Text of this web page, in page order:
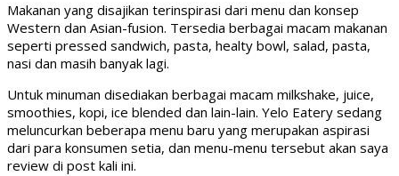
Makanan yang disajikan terinspirasi dari menu dan konsep
Western dan Asian-fusion. Tersedia berbagai macam makanan
seperti pressed sandwich, pasta, healty bowl, salad, pasta,
nasi dan masih banyak lagi.
Untuk minuman disediakan berbagai macam milkshake, juice,
smoothies, kopi, ice blended dan lain-lain. Yelo Eatery sedang
meluncurkan beberapa menu baru yang merupakan aspirasi
dari para konsumen setia, dan menu-menu tersebut akan saya
review di post kali ini.